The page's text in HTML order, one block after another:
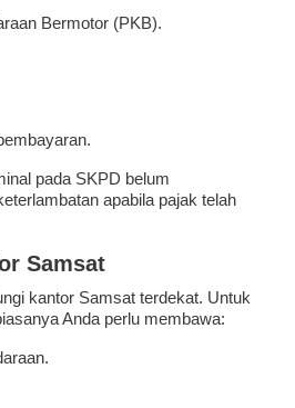
Bermotor (PKB).
pada SKPD belum
apabila pajak telah
Samsat
kantor Samsat terdekat. Untuk
Anda perlu membawa: